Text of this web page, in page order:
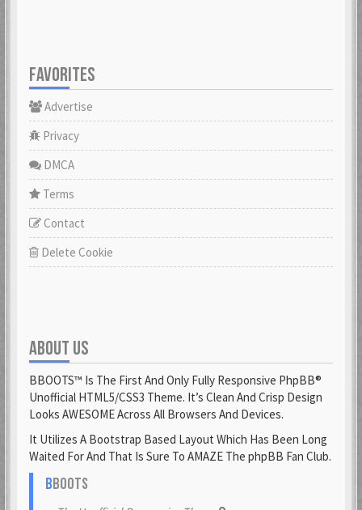
FAVORITES
Advertise
Privacy
DMCA
Terms
Contact
Delete Cookie
ABOUT US
BBOOTS™ Is The First And Only Fully Responsive PhpBB®
Unofficial HTML5/CSS3 Theme. It’s Clean And Crisp Design
Looks AWESOME Across All Browsers And Devices.
It Utilizes A Bootstrap Based Layout Which Has Been Long
Waited For And That Is Sure To AMAZE The phpBB Fan Club.
BBOOTS